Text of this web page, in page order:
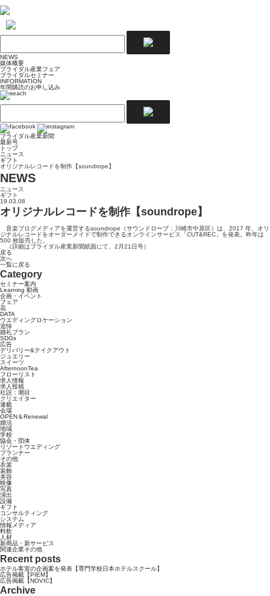
NEWS
媒体概要
ブライダル産業フェア
ブライダルセミナー
INFORMATION
年間購読のお申し込み
ブライダル産業新聞
最新号
トップ
ニュース
ギフト
オリジナルレコードを制作【soundrope】
NEWS
ニュース
ギフト
19.03.08
オリジナルレコードを制作【soundrope】
音楽ブログメディアを運営するsoundrope（サウンドロープ：川崎市中原区）は、2017 年、オリ
ジナルレコードをオーダーメイドで制作できるオンラインサービス「CUT&REC」を発表。昨年は
500 枚販売した。
（詳細はブライダル産業新聞紙面にて、2月21日号）
戻る
次へ
一覧に戻る
Category
セミナー案内
Learning 動画
企画・イベント
フェア
花
DATA
ウエディングロケーション
追悼
婚礼プラン
SDGs
広告
デリバリー&テイクアウト
ジュエリー
スイーツ
AfternoonTea
フローリスト
求人情報
求人投稿
社説：潮目
クリエイター
連載
会場
OPEN＆Renewal
婚活
地域
学校
協会・団体
リゾートウエディング
プランナー
その他
衣裳
装飾
美容
映像
写真
演出
設備
ギフト
コンサルティング
システム
情報メディア
料飲
人材
新商品・新サービス
関連企業その他
Recent posts
ホテル客室の企画案を発表【専門学校日本ホテルスクール】
広告掲載【PIEM】
広告掲載【NOVIC】
Archive